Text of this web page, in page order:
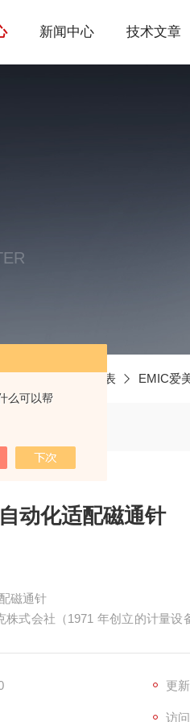
么可以帮
新闻中心 技术文章
仪器仪表 EMIC爱
动化适配磁通针
磁通针
株式会社（1971 年创立的计量设
。
更
访